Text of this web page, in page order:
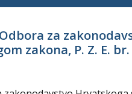
za
zakona, P. Z. E. br.